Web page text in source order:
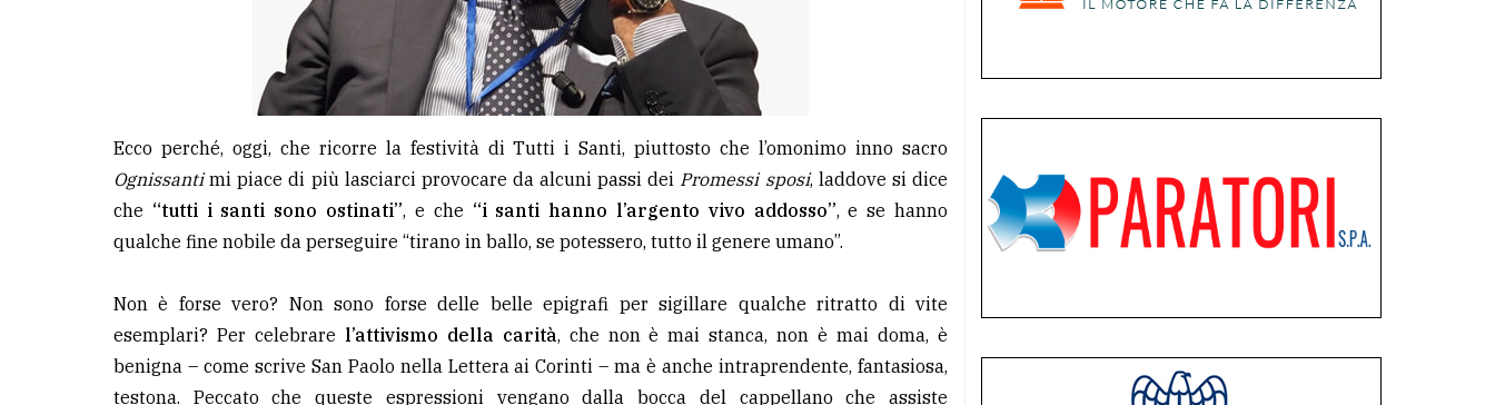
Ecco perché, oggi, che ricorre la festività di Tutti i Santi, piuttosto che l’omonimo inno sacro
Ognissantimi piace di più lasciarci provocare da alcuni passi dei Promessi sposi, laddove si dice
che “tutti i santi sono ostinati”, e che “i santi hanno l’argento vivo addosso”, e se hanno
qualche fine nobile da perseguire “tirano in ballo, se potessero, tutto il genere umano”.
Non è forse vero? Non sono forse delle belle epigrafi per sigillare qualche ritratto di vite
esemplari? Per celebrare l’attivismo della carità, che non è mai stanca, non è mai doma, è
benigna – come scrive San Paolo nella Lettera ai Corinti – ma è anche intraprendente, fantasiosa,
testona. Peccato che queste espressioni vengano dalla bocca del cappellano che assiste